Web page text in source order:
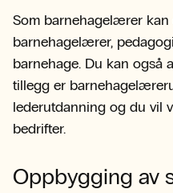
Som barnehagelærer kan
barnehagelærer,
barnehage. Du kan også
tillegg er
lederutdanning og du vil
bedrifter.
Oppbygging av